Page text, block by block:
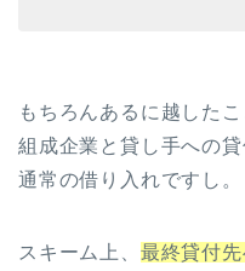
もちろんあるに越した
組成企業と貸し手への
通常の借り入れですし。
スキーム上、 最終貸付